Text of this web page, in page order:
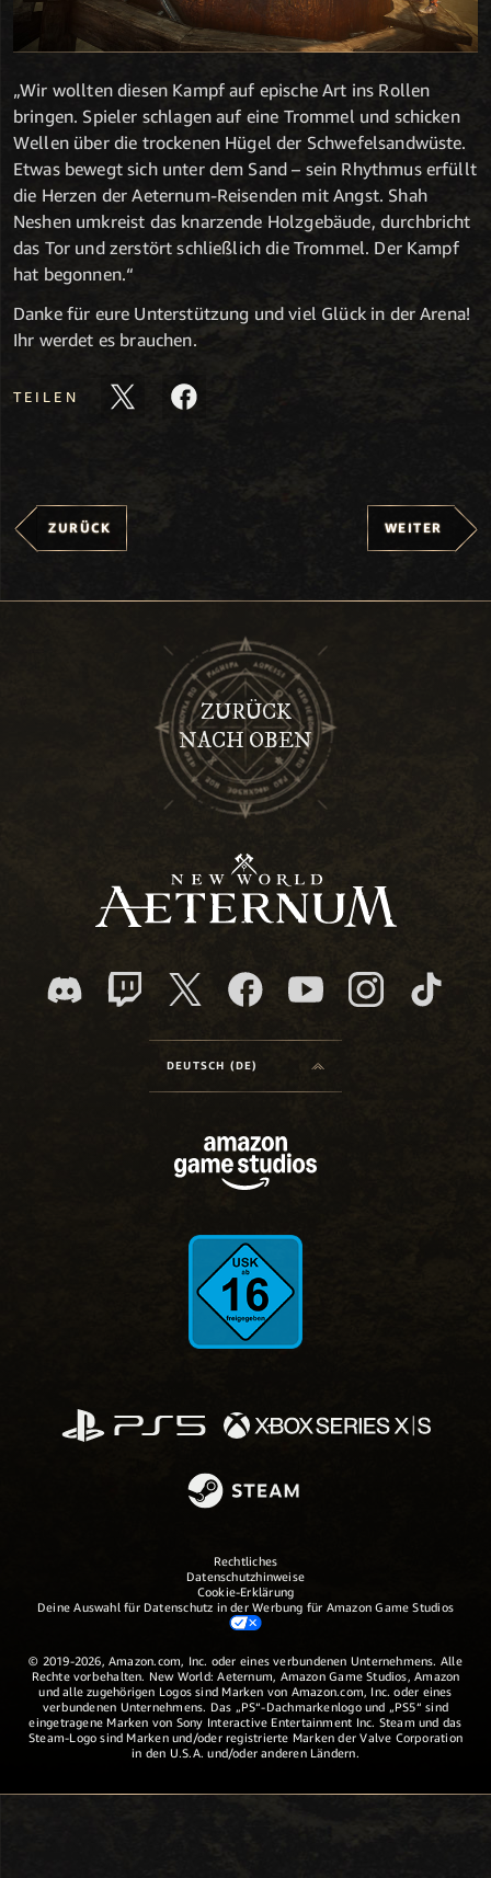
„Wir wollten diesen Kampf auf epische Art ins Rollen
bringen. Spieler schlagen auf eine Trommel und schicken
Wellen über die trockenen Hügel der Schwefelsandwüste.
Etwas bewegt sich unter dem Sand – sein Rhythmus erfüllt
die Herzen der Aeternum-Reisenden mit Angst. Shah
Neshen umkreist das knarzende Holzgebäude, durchbricht
das Tor und zerstört schließlich die Trommel. Der Kampf
hat begonnen.“
Danke für eure Unterstützung und viel Glück in der Arena!
Ihr werdet es brauchen.
TEILEN
ZURÜCK WEITER
ZURÜCK
NACH OBEN
DEUTSCH (DE)
Rechtliches
Datenschutzhinweise
Cookie-Erklärung
Deine Auswahl für Datenschutz in der Werbung für Amazon Game Studios
© 2019-2026, Amazon.com, Inc. oder eines verbundenen Unternehmens. Alle
Rechte vorbehalten. New World: Aeternum, Amazon Game Studios, Amazon
und alle zugehörigen Logos sind Marken von Amazon.com, Inc. oder eines
verbundenen Unternehmens. Das „PS“-Dachmarkenlogo und „PS5“ sind
eingetragene Marken von Sony Interactive Entertainment Inc. Steam und das
Steam-Logo sind Marken und/oder registrierte Marken der Valve Corporation
in den U.S.A. und/oder anderen Ländern.